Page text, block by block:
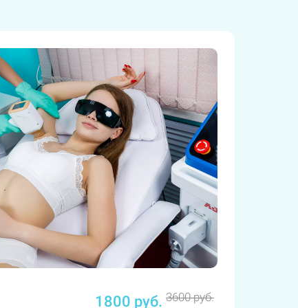
1800 руб. 3600 руб.